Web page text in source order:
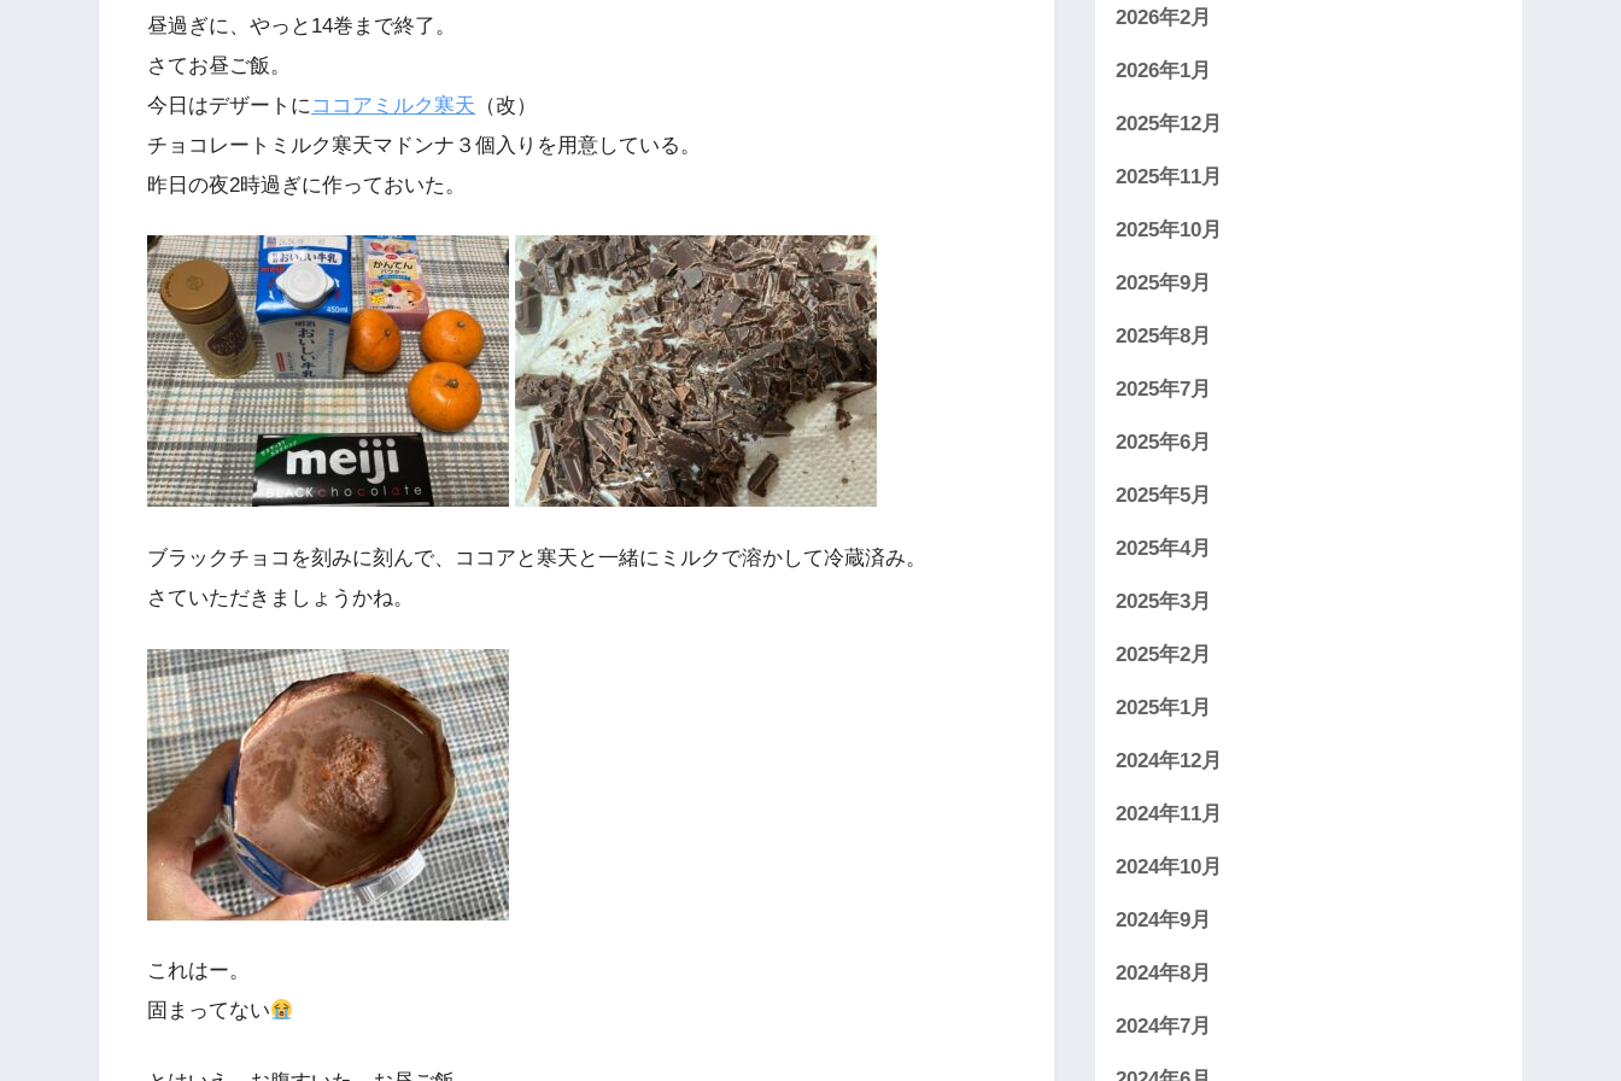
昼過ぎに、やっと14巻まで終了。
さてお昼ご飯。
今日はデザートに ココアミルク寒天 （改）
チョコレートミルク寒天マドンナ３個入りを用意している。
昨日の夜2時過ぎに作っておいた。
ブラックチョコを刻みに刻んで、ココアと寒天と一緒にミルクで溶かして冷蔵済み。
さていただきましょうかね。
これはー。
固まってない
2026年2月
2026年1月
2025年12月
2025年11月
2025年10月
2025年9月
2025年8月
2025年7月
2025年6月
2025年5月
2025年4月
2025年3月
2025年2月
2025年1月
2024年12月
2024年11月
2024年10月
2024年9月
2024年8月
2024年7月